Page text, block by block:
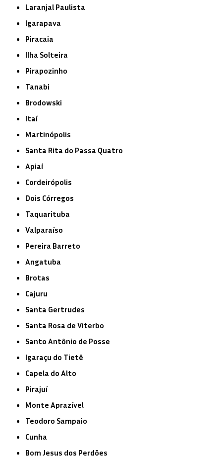
Laranjal Paulista
Igarapava
Piracaia
Ilha Solteira
Pirapozinho
Tanabi
Brodowski
Itaí
Martinópolis
Santa Rita do Passa Quatro
Apiaí
Cordeirópolis
Dois Córregos
Taquarituba
Valparaíso
Pereira Barreto
Angatuba
Brotas
Cajuru
Santa Gertrudes
Santa Rosa de Viterbo
Santo Antônio de Posse
Igaraçu do Tietê
Capela do Alto
Pirajuí
Monte Aprazível
Teodoro Sampaio
Cunha
Bom Jesus dos Perdões